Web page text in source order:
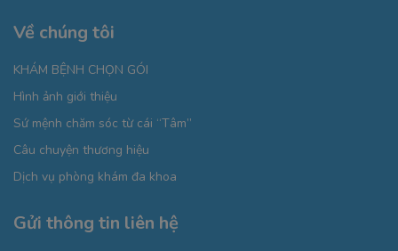
Về chúng tôi
KHÁM BỆNH CHỌN GÓI
Hình ảnh giới thiệu
Sứ mệnh chăm sóc từ cái “Tâm”
Câu chuyện thương hiệu
Dịch vụ phòng khám đa khoa
Gửi thông tin liên hệ